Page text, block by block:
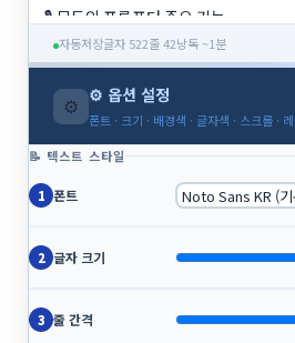
자동저장글자 522줄 42낭독 ~1분
⚙ ⚙ 옵션 설정
폰트 · 크기 · 배경색 · 글자색 · 스크롤 ·
📝 텍스트 스타일
1 폰트
2 글자 크기
3 줄 간격
청년전용창업자금
출장계산기_3(3)
간단메모_5